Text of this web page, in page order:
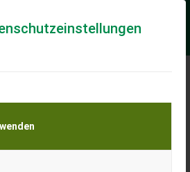
und Baumaschinen –
Tiertransporte